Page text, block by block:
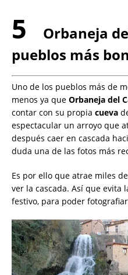
5
Orbaneja
pueblos más
Uno de los pueblos más de
menos ya que Orbaneja del
contar con su propia cueva
espectacular un arroyo que
después caer en cascada
duda una de las fotos más
Es por ello que atrae miles
ver la cascada. Así que evita
festivo, para poder